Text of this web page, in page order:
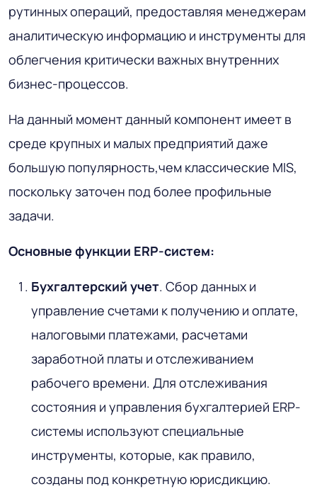
рутинных операций, предоставляя менеджерам
аналитическую информацию и инструменты для
облегчения критически важных внутренних
бизнес-процессов.
На данный момент данный компонент имеет в
среде крупных и малых предприятий даже
большую популярность,чем классические MIS,
поскольку заточен под более профильные
задачи.
Основные функции ERP-систем:
Бухгалтерский учет. Сбор данных и
управление счетами к получению и оплате,
налоговыми платежами, расчетами
заработной платы и отслеживанием
рабочего времени. Для отслеживания
состояния и управления бухгалтерией ERP-
системы используют специальные
инструменты, которые, как правило,
созданы под конкретную юрисдикцию.